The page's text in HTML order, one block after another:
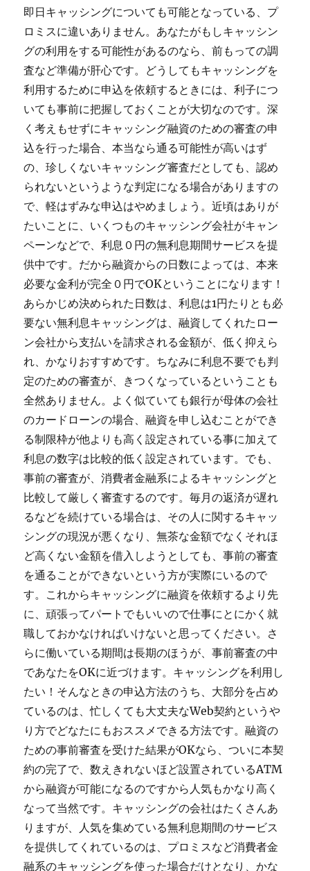
即日キャッシングについても可能となっている、プ
ロミスに違いありません。あなたがもしキャッシン
グの利用をする可能性があるのなら、前もっての調
査など準備が肝心です。どうしてもキャッシングを
利用するために申込を依頼するときには、利子につ
いても事前に把握しておくことが大切なのです。深
く考えもせずにキャッシング融資のための審査の申
込を行った場合、本当なら通る可能性が高いはず
の、珍しくないキャッシング審査だとしても、認め
られないというような判定になる場合がありますの
で、軽はずみな申込はやめましょう。近頃はありが
たいことに、いくつものキャッシング会社がキャン
ペーンなどで、利息０円の無利息期間サービスを提
供中です。だから融資からの日数によっては、本来
必要な金利が完全０円でOKということになります！
あらかじめ決められた日数は、利息は1円たりとも必
要ない無利息キャッシングは、融資してくれたロー
ン会社から支払いを請求される金額が、低く抑えら
れ、かなりおすすめです。ちなみに利息不要でも判
定のための審査が、きつくなっているということも
全然ありません。よく似ていても銀行が母体の会社
のカードローンの場合、融資を申し込むことができ
る制限枠が他よりも高く設定されている事に加えて
利息の数字は比較的低く設定されています。でも、
事前の審査が、消費者金融系によるキャッシングと
比較して厳しく審査するのです。毎月の返済が遅れ
るなどを続けている場合は、その人に関するキャッ
シングの現況が悪くなり、無茶な金額でなくそれほ
ど高くない金額を借入しようとしても、事前の審査
を通ることができないという方が実際にいるので
す。これからキャッシングに融資を依頼するより先
に、頑張ってパートでもいいので仕事にとにかく就
職しておかなければいけないと思ってください。さ
らに働いている期間は長期のほうが、事前審査の中
であなたをOKに近づけます。キャッシングを利用し
たい！そんなときの申込方法のうち、大部分を占め
ているのは、忙しくても大丈夫なWeb契約というや
り方でどなたにもおススメできる方法です。融資の
ための事前審査を受けた結果がOKなら、ついに本契
約の完了で、数えきれないほど設置されているATM
から融資が可能になるのですから人気もかなり高く
なって当然です。キャッシングの会社はたくさんあ
りますが、人気を集めている無利息期間のサービス
を提供してくれているのは、プロミスなど消費者金
融系のキャッシングを使った場合だけとなり、かな